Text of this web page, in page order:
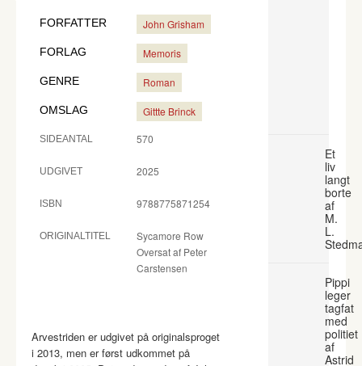
FORFATTER John Grisham
FORLAG Memoris
GENRE Roman
OMSLAG Gittte Brinck
SIDEANTAL 570
UDGIVET 2025
ISBN 9788775871254
ORIGINALTITEL
Sycamore Row
Oversat af Peter
Carstensen
Arvestriden er udgivet på originalsproget
i 2013, men er først udkommet på
Et
liv
langt
borte
af
M.
L.
Pippi
leger
tagfat
med
politiet
af
Astrid